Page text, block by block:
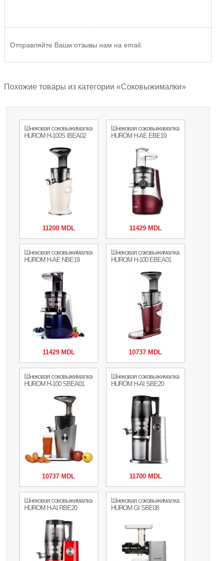
Отправляйте Ваши отзывы нам на email.
Похожие товары из категории «Соковыжималки»
Шнековая соковыжималка
HUROM H-100S IBEA02
11200 MDL
Шнековая соковыжималка
HUROM H-AE EBE19
11429 MDL
Шнековая соковыжималка
HUROM H-AE NBE19
11429 MDL
Шнековая соковыжималка
HUROM H-100 EBEA01
10737 MDL
Шнековая соковыжималка
HUROM H-100 SBEA01
10737 MDL
Шнековая соковыжималка
HUROM H-AI SBE20
11700 MDL
Шнековая соковыжималка
HUROM H-AI RBE20
Шнековая соковыжималка
HUROM GI SBE08